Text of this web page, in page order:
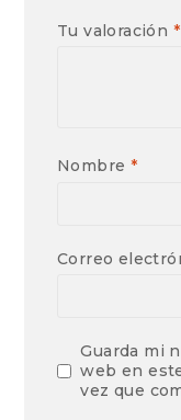
Tu valoración *
Nombre *
Correo
Guarda mi
web en
vez que